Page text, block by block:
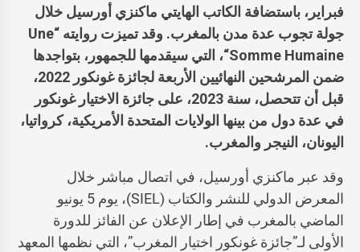
فبراير، باستضافة الكاتب الهايتي ماكنزي أورسيل خلال
جولة تجوب عدة مدن بالمغرب. وقد تميزت روايته “Une
Somme Humaine“، التي سيقدمها للجمهور، بتواجدها
ضمن المرشحين النهائيين الأربعة لجائزة غونكور 2022،
قبل أن تتحصل، سنة 2023، على
جائزة الاختيار غونكور
في عدة دول من بينها الولايات المتحدة الأمريكية، كرواتيا،
اليونان، النيجر والمغرب.
وقد عبر ماكنزي أورسيل، في اتصال مباشر خلال
المعرض الدولي للنشر والكتاب (SIEL)، يوم 5 يونيو
الماضي بالمغرب في إطار الإعلان عن الفائز للدورة
الأولى لـ”جائزة غونكور اختيار المغرب”، التي نظمها المعهد